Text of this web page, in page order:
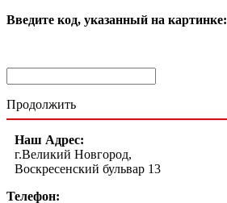
Введите код, указанный на картинке:
Продолжить
Наш Адрес:
г.Великий Новгород,
Воскресенский бульвар 13
Телефон: